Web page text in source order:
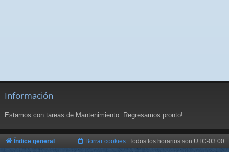
Información
Estamos con tareas de Mantenimiento. Regresamos pronto!
Índice general Todos los horarios son UTC-03:00
Borrar cookies